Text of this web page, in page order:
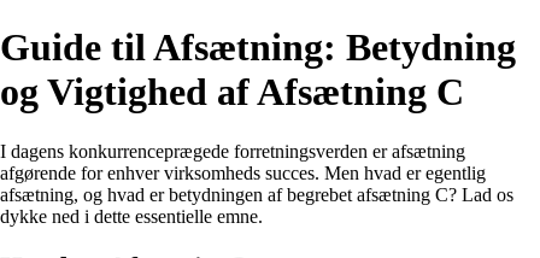
Guide til Afsætning: Betydning
og Vigtighed af Afsætning C
I dagens konkurrenceprægede forretningsverden er afsætning
afgørende for enhver virksomheds succes. Men hvad er egentlig
afsætning, og hvad er betydningen af begrebet afsætning C? Lad os
dykke ned i dette essentielle emne.